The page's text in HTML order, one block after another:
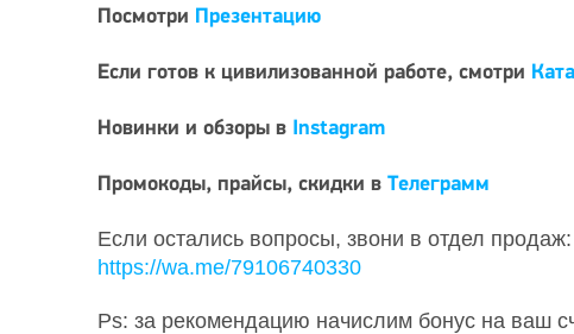
Посмотри Презентацию
Если готов к цивилизованной работе, смотри
Новинки и обзоры в Instagram
Промокоды, прайсы, скидки в Телеграмм
Если остались вопросы, звони в отдел продаж:
https://wa.me/79106740330
Ps: за рекомендацию начислим бонус на ваш